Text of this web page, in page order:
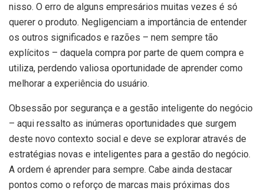
nisso. O erro de alguns empresários muitas vezes é só
querer o produto. Negligenciam a importância de entender
os outros significados e razões – nem sempre tão
explícitos – daquela compra por parte de quem compra e
utiliza, perdendo valiosa oportunidade de aprender como
melhorar a experiência do usuário.
Obsessão por segurança e a gestão inteligente do negócio
– aqui ressalto as inúmeras oportunidades que surgem
deste novo contexto social e deve se explorar através de
estratégias novas e inteligentes para a gestão do negócio.
A ordem é aprender para sempre. Cabe ainda destacar
pontos como o reforço de marcas mais próximas dos